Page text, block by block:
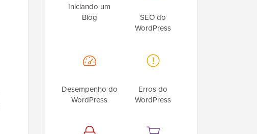
Iniciando um
Blog
SEO do
WordPress
Desempenho do
WordPress
Erros do
WordPress